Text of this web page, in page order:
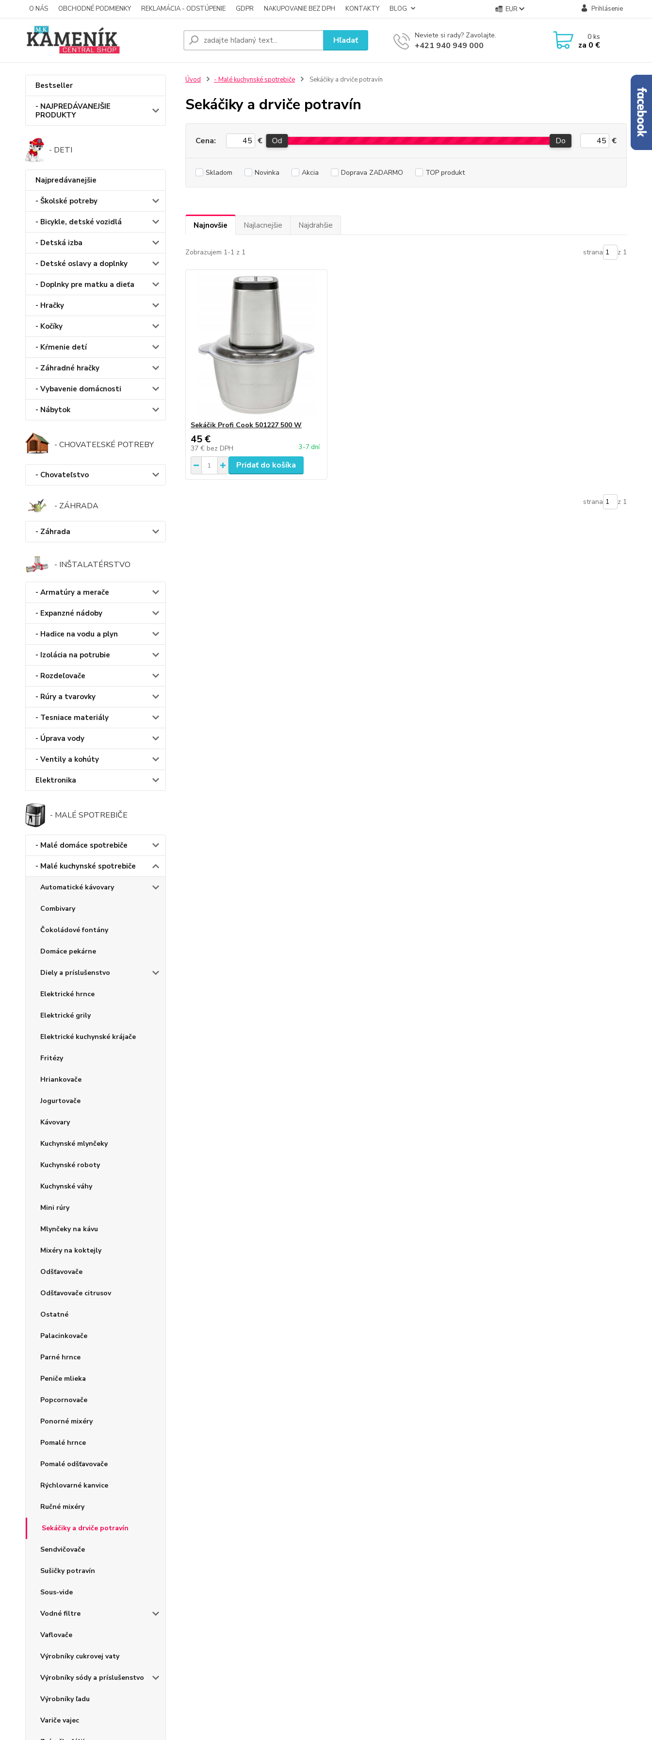
O NÁS OBCHODNÉ PODMIENKY REKLAMÁCIA - ODSTÚPENIE GDPR NAKUPOVANIE BEZ DPH KONTAKTY BLOG EUR Prihlásenie
Hľadať Neviete si rady? Zavolajte.
+421 940 949 000
0ks
za 0 €
Bestseller
- NAJPREDÁVANEJŠIE
PRODUKTY
- DETI
Najpredávanejšie
- Školské potreby
- Bicykle, detské vozidlá
- Detská izba
- Detské oslavy a doplnky
- Doplnky pre matku a dieťa
- Hračky
- Kočíky
- Kŕmenie detí
- Záhradné hračky
- Vybavenie domácnosti
- Nábytok
- CHOVATEĽSKÉ POTREBY
- Chovateľstvo
- ZÁHRADA
- Záhrada
- INŠTALATÉRSTVO
- Armatúry a merače
- Expanzné nádoby
- Hadice na vodu a plyn
- Izolácia na potrubie
- Rozdeľovače
- Rúry a tvarovky
- Tesniace materiály
- Úprava vody
- Ventily a kohúty
Elektronika
- MALÉ SPOTREBIČE
- Malé domáce spotrebiče
- Malé kuchynské spotrebiče
Automatické kávovary
Combivary
Čokoládové fontány
Domáce pekárne
Diely a príslušenstvo
Elektrické hrnce
Elektrické grily
Elektrické kuchynské krájače
Fritézy
Hriankovače
Jogurtovače
Kávovary
Kuchynské mlynčeky
Kuchynské roboty
Kuchynské váhy
Mini rúry
Mlynčeky na kávu
Mixéry na koktejly
Odšťavovače
Odšťavovače citrusov
Ostatné
Palacinkovače
Parné hrnce
Peniče mlieka
Popcornovače
Ponorné mixéry
Pomalé hrnce
Pomalé odšťavovače
Rýchlovarné kanvice
Ručné mixéry
Sekáčiky a drviče potravín
Sendvičovače
Sušičky potravín
Sous-vide
Vodné filtre
Vaflovače
Výrobníky cukrovej vaty
Výrobníky sódy a príslušenstvo
Výrobníky ľadu
Variče vajec
Úvod - Malé kuchynské spotrebiče Sekáčiky a drviče potravín
Sekáčiky a drviče potravín
Cena: € Od Do €
Skladom Novinka Akcia Doprava ZADARMO TOP produkt
Najnovšie Najlacnejšie Najdrahšie
Zobrazujem 1-1 z 1 strana z 1
Sekáčik Profi Cook 501227 500 W
45 €
37 € bez DPH 3-7 dní
Pridať do košíka
strana z 1